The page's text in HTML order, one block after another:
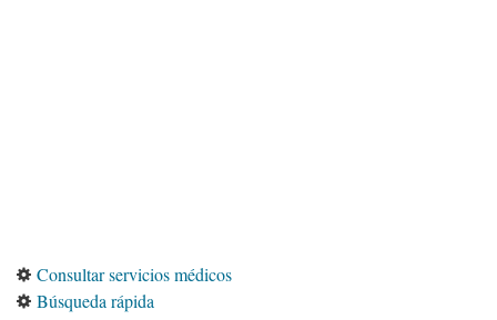
Consultar servicios médicos
Búsqueda rápida